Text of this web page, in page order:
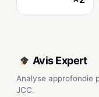
Avis Expert
Analyse approfondie
JCC.